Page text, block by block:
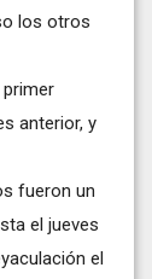
los otros
anterior, y
fueron un
el jueves
el